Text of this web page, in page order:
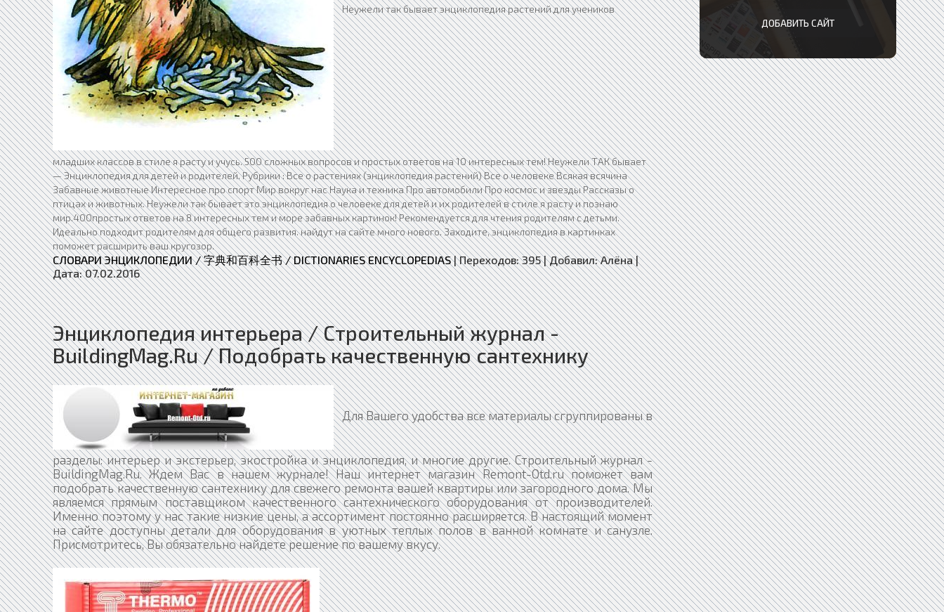
Неужели так бывает энциклопедия растений для учеников
младших классов в стиле я расту и учусь. 500 сложных вопросов и простых ответов на 10 интересных тем! Неужели ТАК бывает
— Энциклопедия для детей и родителей. Рубрики : Все о растениях (энциклопедия растений) Все о человеке Всякая всячина
Забавные животные Интересное про спорт Мир вокруг нас Наука и техника Про автомобили Про космос и звезды Рассказы о
птицах и животных. Неужели так бывает это энциклопедия о человеке для детей и их родителей в стиле я расту и познаю
мир.400простых ответов на 8 интересных тем и море забавных картинок! Рекомендуется для чтения родителям с детьми.
Идеально подходит родителям для общего развития. найдут на сайте много нового. Заходите, энциклопедия в картинках
поможет расширить ваш кругозор.
СЛОВАРИ ЭНЦИКЛОПЕДИИ / 字典和百科全书 / DICTIONARIES ENCYCLOPEDIAS|Переходов: 395 |Добавил: Алёна |
Дата: 07.02.2016
Энциклопедия интерьера / Строительный журнал -
BuildingMag.Ru / Подобрать качественную сантехнику
Для Вашего удобства все материалы сгруппированы в
разделы: интерьер и экстерьер, экостройка и энциклопедия, и многие другие. Строительный журнал -
BuildingMag.Ru. Ждем Вас в нашем журнале! Наш интернет магазин Remont-Otd.ru поможет вам
подобрать качественную сантехнику для свежего ремонта вашей квартиры или загородного дома. Мы
являемся прямым поставщиком качественного сантехнического оборудования от производителей.
Именно поэтому у нас такие низкие цены, а ассортимент постоянно расширяется. В настоящий момент
на сайте доступны детали для оборудования в уютных теплых полов в ванной комнате и санузле.
Присмотритесь, Вы обязательно найдете решение по вашему вкусу.
ДОБАВИТЬ САЙТ